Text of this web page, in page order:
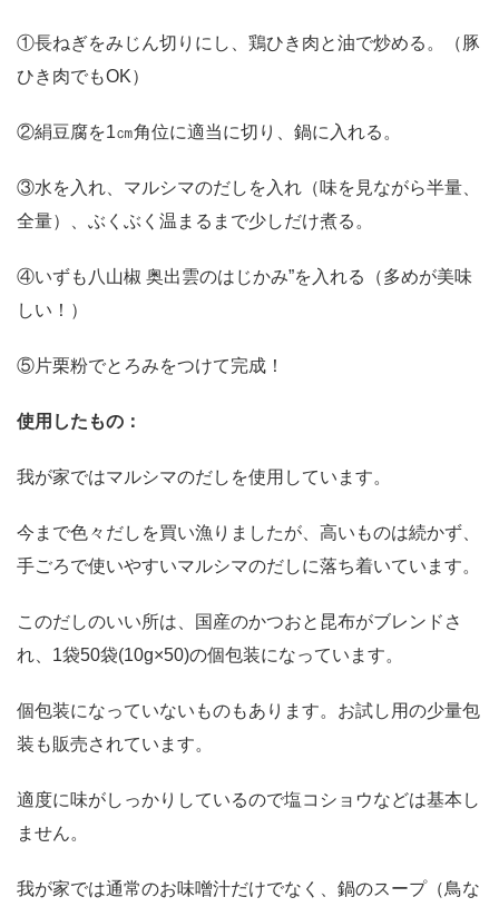
①長ねぎをみじん切りにし、鶏ひき肉と油で炒める。（豚
ひき肉でもOK）
②絹豆腐を1㎝角位に適当に切り、鍋に入れる。
③水を入れ、マルシマのだしを入れ（味を見ながら半量、
全量）、ぶくぶく温まるまで少しだけ煮る。
④いずも八山椒 奥出雲のはじかみ”を入れる（多めが美味
しい！）
⑤片栗粉でとろみをつけて完成！
使用したもの：
我が家ではマルシマのだしを使用しています。
今まで色々だしを買い漁りましたが、高いものは続かず、
手ごろで使いやすいマルシマのだしに落ち着いています。
このだしのいい所は、国産のかつおと昆布がブレンドさ
れ、1袋50袋(10g×50)の個包装になっています。
個包装になっていないものもあります。お試し用の少量包
装も販売されています。
適度に味がしっかりしているので塩コショウなどは基本し
ません。
我が家では通常のお味噌汁だけでなく、鍋のスープ（鳥な